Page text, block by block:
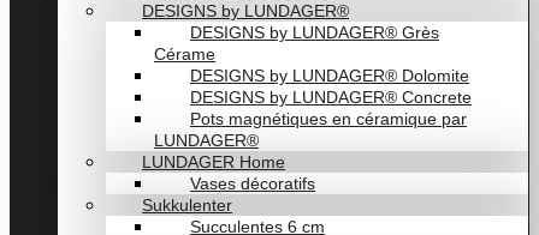
DESIGNS by LUNDAGER®
DESIGNS by LUNDAGER® Grès
Cérame
DESIGNS by LUNDAGER® Dolomite
DESIGNS by LUNDAGER® Concrete
Pots magnétiques en céramique par
LUNDAGER®
LUNDAGER Home
Vases décoratifs
Sukkulenter
Succulentes 6 cm